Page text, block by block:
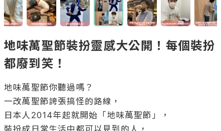
地味萬聖節裝扮靈感大公開！每個裝扮
都廢到笑！
地味萬聖節你聽過嗎？
一改萬聖節誇張搞怪的路線，
日本人2014年起就開始「地味萬聖節」，
裝扮成日常生活中都可以見到的人，